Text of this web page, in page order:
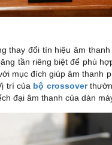
thay đổi tín hiệu âm
tần riêng biệt để phù
mục đích giúp âm thanh
trí của bộ crossover
đại âm thanh của dàn